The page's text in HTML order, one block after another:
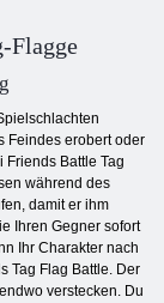
Flagge
Feindes erobert oder
Battle Tag
während des
damit er ihm
Ihren Gegner sofort
Ihr Charakter nach
Tag Flag Battle. Der
verstecken. Du